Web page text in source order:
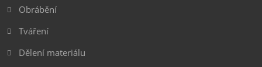
Obrábění
Tváření
Dělení materiálu